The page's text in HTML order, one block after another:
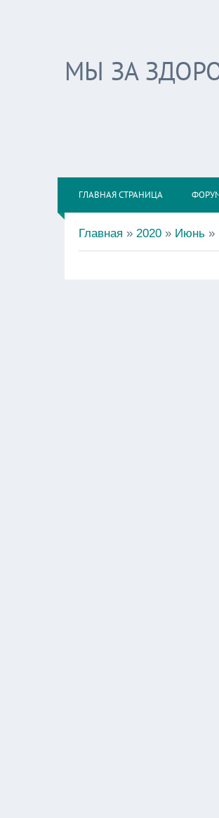
МЫ ЗА
ГЛАВНАЯ СТРАНИЦА
Главная » 2020 » Июнь »